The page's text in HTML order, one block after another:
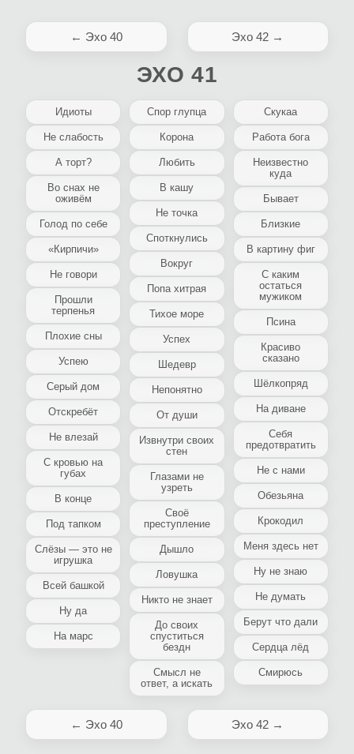
← Эхо 40 Эхо 42 →
ЭХО 41
Идиоты
Не слабость
А торт?
Во снах не
оживём
Голод по себе
«Кирпичи»
Не говори
Прошли
терпенья
Плохие сны
Успею
Серый дом
Отскребёт
Не влезай
С кровью на
губах
В конце
Под тапком
Слёзы — это не
игрушка
Всей башкой
Ну да
На марс
Спор глупца
Корона
Любить
В кашу
Не точка
Споткнулись
Вокруг
Попа хитрая
Тихое море
Успех
Шедевр
Непонятно
От души
Извнутри своих
стен
Глазами не
узреть
Своё
преступление
Дышло
Ловушка
Никто не знает
До своих
спуститься
бездн
Смысл не
ответ, а искать
Скукаа
Работа бога
Неизвестно
куда
Бывает
Близкие
В картину фиг
С каким
остаться
мужиком
Псина
Красиво
сказано
Шёлкопряд
На диване
Себя
предотвратить
Не с нами
Обезьяна
Крокодил
Меня здесь нет
Ну не знаю
Не думать
Берут что дали
Сердца лёд
Смирюсь
← Эхо 40 Эхо 42 →